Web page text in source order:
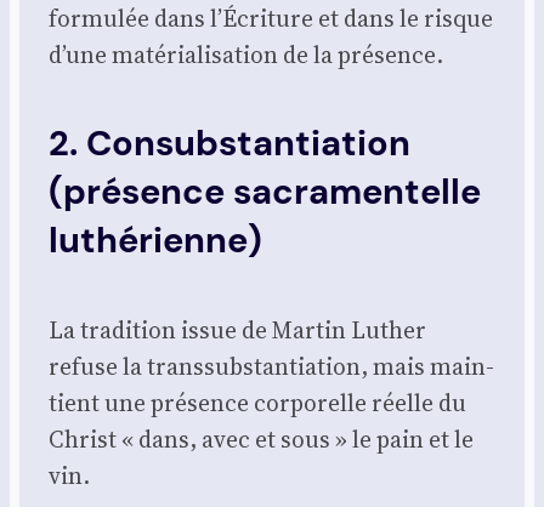
for­mu­lée dans l’Écriture et dans le risque
d’une maté­ria­li­sa­tion de la pré­sence.
2. Consubstantiation
(présence sacramentelle
luthérienne)
La tra­di­tion issue de Mar­tin Luther
refuse la trans­sub­stan­tia­tion, mais main­
tient une pré­sence cor­po­relle réelle du
Christ « dans, avec et sous » le pain et le
vin.